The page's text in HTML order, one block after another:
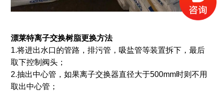
漂莱特离子交换树脂更换方法
1.将进出水口的管路，排污管，吸盐管等装置拆下，最后
取下控制阀头；
2.抽出中心管，如果离子交换器直径大于500mm时则不用
取出中心管；